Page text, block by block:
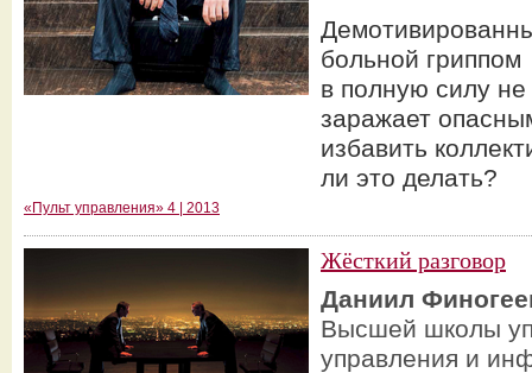
больной
в полную силу
заражает
избавить
ли это делать?
«Пульт управления» 4 | 2013
Жёсткий разговор
Даниил
Высшей школы
управления и